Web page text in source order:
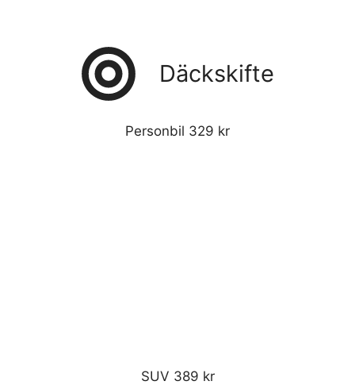
Däckskifte
Personbil 329 kr
SUV 389 kr